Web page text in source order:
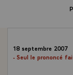
18 septembre 2007
- Seul le prononcé